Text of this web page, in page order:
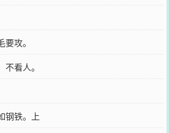
攻。
看人。
钢铁。上